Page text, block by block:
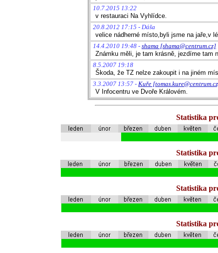
10.7.2015 13:22
v restauraci Na Vyhlídce.
20.8.2012 17:15 - Dáša
velice nádherné místo,byli jsme na jaře,v
14.4.2010 19:48 - shama [shama@centrum.cz]
Známku měli, je tam krásně, jezdíme tam
8.5.2007 19:18
Škoda, že TZ nelze zakoupit i na jiném
3.3.2007 13:57 - Kuře
V Infocentru ve Dvoře Královém.
Statistika
Statistika
Statistika
Statistika